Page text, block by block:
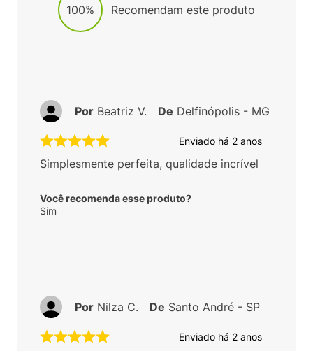
100% Recomendam este produto
Enviado há 2 anos
Simplesmente perfeita, qualidade incrível
Você recomenda esse produto?
Sim
Por Beatriz V. De Delfinópolis - MG
Enviado há 2 anos
Por Nilza C. De Santo André - SP